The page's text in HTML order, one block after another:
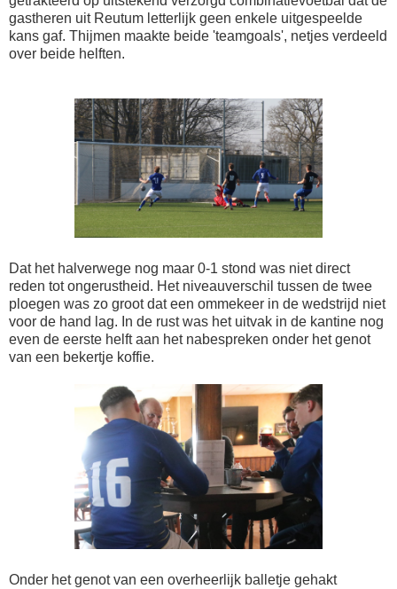
gastheren uit Reutum letterlijk geen enkele uitgespeelde
kans gaf. Thijmen maakte beide 'teamgoals', netjes verdeeld
over beide helften.
Dat het halverwege nog maar 0-1 stond was niet direct
reden tot ongerustheid. Het niveauverschil tussen de twee
ploegen was zo groot dat een ommekeer in de wedstrijd niet
voor de hand lag. In de rust was het uitvak in de kantine nog
even de eerste helft aan het nabespreken onder het genot
van een bekertje koffie.
Onder het genot van een overheerlijk balletje gehakt